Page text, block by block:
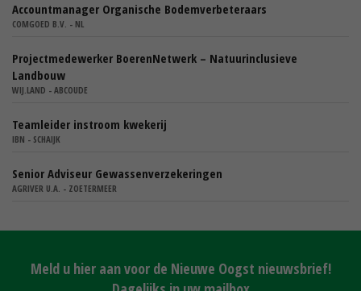
Accountmanager Organische Bodemverbeteraars
COMGOED B.V. - NL
Projectmedewerker BoerenNetwerk – Natuurinclusieve
Landbouw
WIJ.LAND - ABCOUDE
Teamleider instroom kwekerij
IBN - SCHAIJK
Senior Adviseur Gewassenverzekeringen
AGRIVER U.A. - ZOETERMEER
Meld u hier aan voor de Nieuwe Oogst nieuwsbrief!